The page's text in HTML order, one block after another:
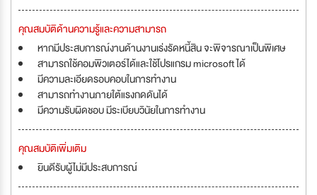
คุณสมบัติด้านความรู้และความสามารถ
หากมีประสบการณ์งานด้านงานเร่งรัดหนี้สิน จะพิจารณาเป็นพิเศษ
สามารถใช้คอมพิวเตอร์ได้และใช้โปรแกรม microsoft ได้
มีความละเอียดรอบคอบในการทำงาน
สามารถทำงานภายใต้แรงกดดันได้
มีความรับผิดชอบ มีระเบียบวินัยในการทำงาน
คุณสมบัติเพิ่มเติม
ยินดีรับผู้ไม่มีประสบการณ์